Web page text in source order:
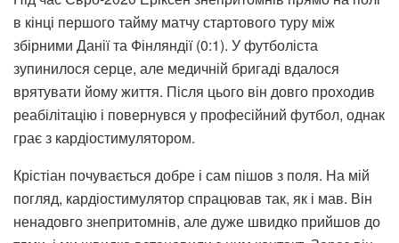
в кінці першого тайму матчу стартового туру між
збірними Данії та Фінляндії (0:1). У футболіста
зупинилося серце, але медичній бригаді вдалося
врятувати йому життя. Після цього він довго проходив
реабілітацію і повернувся у професійний футбол, однак
грає з кардіостимулятором.
Крістіан почувається добре і сам пішов з поля. На мій
погляд, кардіостимулятор спрацював так, як і мав. Він
ненадовго знепритомнів, але дуже швидко прийшов до